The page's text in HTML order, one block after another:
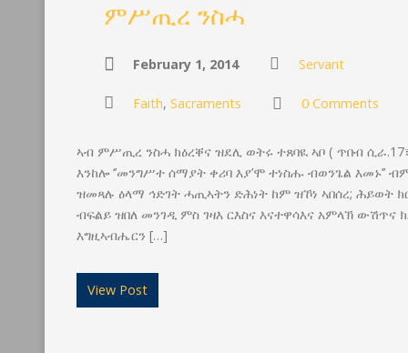
ምሥጢረ ንስሓ
February 1, 2014 Servant
Faith, Sacraments 0 Comments
ኣብ ምሥጢረ ንስሓ ክዕረቐና ዝደሊ ወትሩ ተጸባዪ ኣቦ ( ጥበብ
እንከሎ ‘’መንግሥተ ሰማያት ቀሪባ እያ’ሞ ተነስሑ ብወንጌል እመኑ’’
ዝመጻሉ ዕላማ ኅድገት ሓጢኣትን ድሕነት ከም ዝኾነ ኣበሰረ; ሕይወት
ብፍልይ ዝበለ መንገዲ ምስ ገዛእ ርእስና እናተዋሳእና አምላኽ ውሽጥና
እግዚኣብሔርን […]
View Post